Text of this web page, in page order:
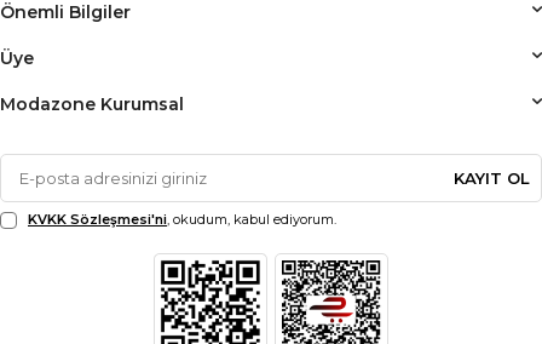
Önemli Bilgiler
Üye
Modazone Kurumsal
KAYIT OL
KVKK Sözleşmesi'ni, okudum, kabul ediyorum.